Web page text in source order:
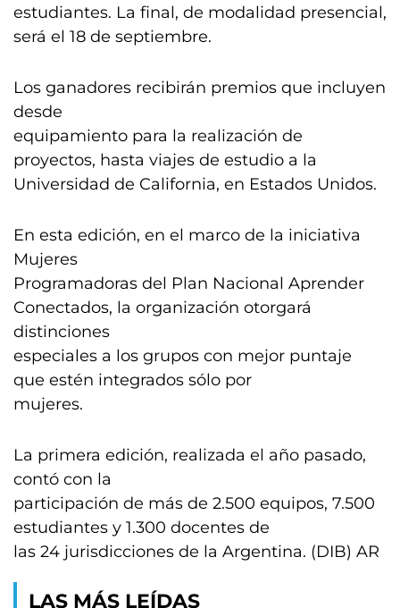
estudiantes. La final, de modalidad presencial,
será el 18 de septiembre.
Los ganadores recibirán premios que incluyen
desde
equipamiento para la realización de
proyectos, hasta viajes de estudio a la
Universidad de California, en Estados Unidos.
En esta edición, en el marco de la iniciativa
Mujeres
Programadoras del Plan Nacional Aprender
Conectados, la organización otorgará
distinciones
especiales a los grupos con mejor puntaje
que estén integrados sólo por
mujeres.
La primera edición, realizada el año pasado,
contó con la
participación de más de 2.500 equipos, 7.500
estudiantes y 1.300 docentes de
las 24 jurisdicciones de la Argentina. (DIB) AR
LAS MÁS LEÍDAS